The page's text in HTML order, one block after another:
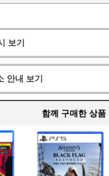
보기
안내 보기
함께 구매한 상품